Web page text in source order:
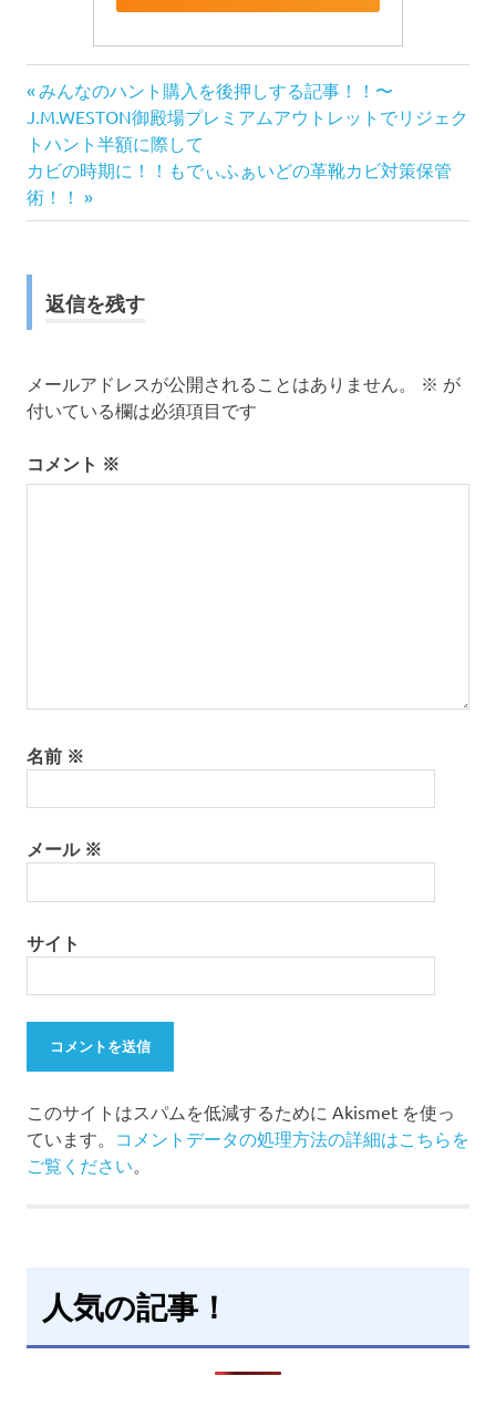
投
稿
ナ
ゲ
ー
シ
ョ
ン
前
の
記
事:
みんなのハント購入を後押しする記事！！〜
J.M.WESTON御殿場プレミアムアウトレットでリジェク
トハント半額に際して
次
の
記
カビの時期に！！もでぃふぁいどの革靴カビ対策保管
術！！
返信を残す
メールアドレスが公開されることはありません。 ※ が
付いている欄は必須項目です
コメント ※
名前 ※
メール ※
サイト
このサイトはスパムを低減するために Akismet を使っ
ています。 コメントデータの処理方法の詳細はこちらを
ご覧ください。
人気の記事！